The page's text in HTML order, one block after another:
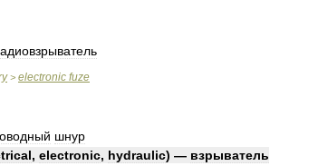
> electronic fuze
шнур
, electronic, hydraulic) — взрыватель